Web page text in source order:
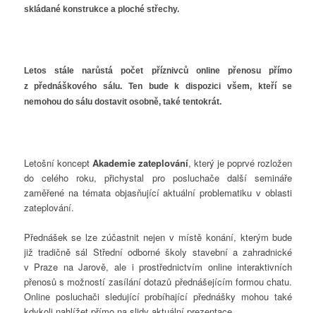
skládané konstrukce a ploché střechy.
Letos stále narůstá počet příznivců online přenosu přímo
z přednáškového sálu. Ten bude k dispozici všem, kteří se
nemohou do sálu dostavit osobně, také tentokrát.
Letošní koncept Akademie zateplování, který je poprvé rozložen
do celého roku, přichystal pro posluchače další semináře
zaměřené na témata objasňující aktuální problematiku v oblasti
zateplování.
Přednášek se lze zúčastnit nejen v místě konání, kterým bude
již tradičně sál Střední odborné školy stavební a zahradnické
v Praze na Jarově, ale i prostřednictvím online interaktivních
přenosů s možností zasílání dotazů přednášejícím formou chatu.
Online posluchači sledující probíhající přednášky mohou také